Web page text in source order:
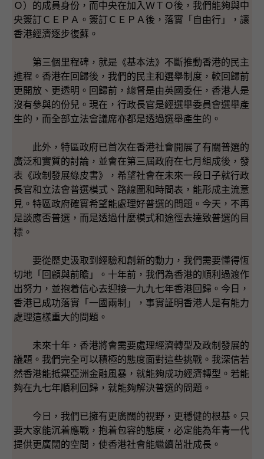
Ｏ）的成員身份，而中央在加入ＷＴＯ後，我們能夠與中
央簽訂ＣＥＰＡ。簽訂ＣＥＰＡ後，落實「自由行」，讓
香港經濟逐步復蘇。
第三個里程碑，就是《基本法》不斷推動香港的民主
進程。香港在回歸後，我們的民主和選舉制度，較回歸前
更開放、更透明。回歸前，總督是由英國委任，香港人是
沒有參與的份兒。現在，行政長官是經選舉委員會選舉產
生的，而全部立法會議席亦都是透過選舉產生的。
此外，特區政府已首次在香港社會開展了有關普選的
廣泛和實質的討論，並會在第三屆政府在七月組成後，發
表《政制發展綠皮書》，希望社會在未來一段日子就行政
長官和立法會普選模式、路線圖和時間表，能形成主流意
見。特區政府確實希望能處理好普選的問題。今天，不再
是談應否普選，而是透過什麼模式和途徑去達致普選的目
標。
要從歷史汲取到經驗和創新的動力，我們需要懂得恆
切地「回顧與前瞻」。十年前，我們為香港的順利過渡作
出努力，並抱着信心去迎接一九九七年香港回歸。今日，
香港已成功落實「一國兩制」，事實証明香港人是有能力
處理這樣重大的問題。
未來十年，香港將會需要處理經濟轉型及政制發展的
議題。我們完全可以積極的態度面對這些挑戰。我深信若
然香港能抵禦亞洲金融風暴，就能夠成功經濟轉型。若能
夠在九七年順利回歸，就能夠解決普選的問題。
今日，我們已擁有更廣闊的視野，更穩健的根基。只
要大家能沉着應戰，抱着包容的態度，必定能為年青一代
提供更廣闊的空間，使香港社會能繼續茁壯成長。